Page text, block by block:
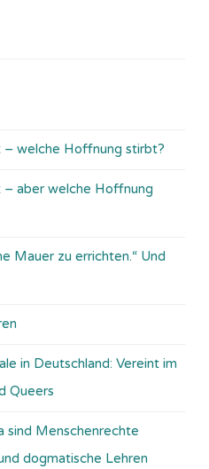
welche Hoffnung stirbt?
aber welche Hoffnung
Mauer zu errichten.“ Und
in Deutschland: Vereint im
Queers
sind Menschenrechte
dogmatische Lehren